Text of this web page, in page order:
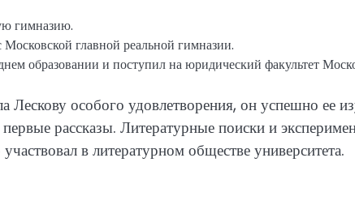
гимназию.
главной реальной гимназии.
образовании и поступил на юридический факультет
Лескову особого удовлетворения, он успешно ее
первые рассказы. Литературные поиски и
в литературном обществе университета.